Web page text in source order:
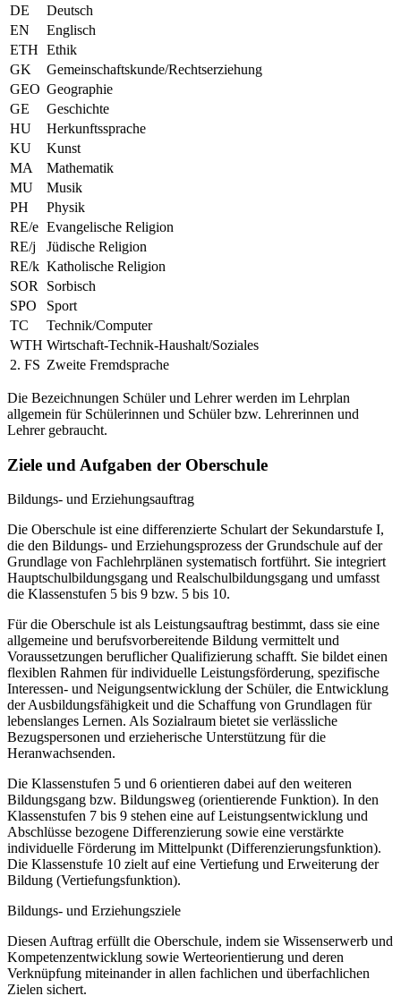
DE
Deutsch
EN
Englisch
ETH Ethik
GK
Gemeinschaftskunde/Rechtserziehung
GEO Geographie
GE
Geschichte
HU
Herkunftssprache
KU
Kunst
MA
Mathematik
MU
Musik
PH
Physik
RE/e Evangelische Religion
RE/j
Jüdische Religion
RE/k Katholische Religion
SOR
Sorbisch
SPO
Sport
TC
Technik/Computer
WTH Wirtschaft-Technik-Haushalt/Soziales
2. FS Zweite Fremdsprache
Die Bezeichnungen Schüler und Lehrer werden im Lehrplan
allgemein für Schülerinnen und Schüler bzw. Lehrerinnen und
Lehrer gebraucht.
Ziele und Aufgaben der Oberschule
Bildungs- und Erziehungsauftrag
Die Oberschule ist eine differenzierte Schulart der Sekundarstufe I,
die den Bildungs- und Erziehungsprozess der Grundschule auf der
Grundlage von Fachlehrplänen systematisch fortführt. Sie integriert
Hauptschulbildungsgang und Realschulbildungsgang und umfasst
die Klassenstufen 5 bis 9 bzw. 5 bis 10.
Für die Oberschule ist als Leistungsauftrag bestimmt, dass sie eine
allgemeine und berufsvorbereitende Bildung vermittelt und
Voraussetzungen beruflicher Qualifizierung schafft. Sie bildet einen
flexiblen Rahmen für individuelle Leistungsförderung, spezifische
Interessen- und Neigungsentwicklung der Schüler, die Entwicklung
der Ausbildungsfähigkeit und die Schaffung von Grundlagen für
lebenslanges Lernen. Als Sozialraum bietet sie verlässliche
Bezugspersonen und erzieherische Unterstützung für die
Heranwachsenden.
Die Klassenstufen 5 und 6 orientieren dabei auf den weiteren
Bildungsgang bzw. Bildungsweg (orientierende Funktion). In den
Klassenstufen 7 bis 9 stehen eine auf Leistungsentwicklung und
Abschlüsse bezogene Differenzierung sowie eine verstärkte
individuelle Förderung im Mittelpunkt (Differenzierungsfunktion).
Die Klassenstufe 10 zielt auf eine Vertiefung und Erweiterung der
Bildung (Vertiefungsfunktion).
Bildungs- und Erziehungsziele
Diesen Auftrag erfüllt die Oberschule, indem sie Wissenserwerb und
Kompetenzentwicklung sowie Werteorientierung und deren
Verknüpfung miteinander in allen fachlichen und überfachlichen
Zielen sichert.